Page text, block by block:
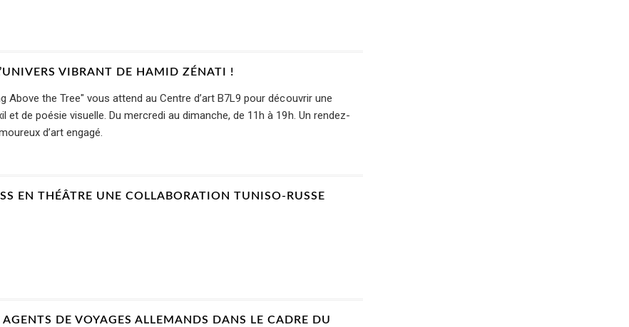
VIBRANT DE HAMID ZÉNATI !
Above the Tree" vous attend au Centre d’art B7L9 pour découvrir une
et de poésie visuelle. Du mercredi au dimanche, de 11h à 19h. Un rendez-
d’art engagé.
EN THÉÂTRE UNE COLLABORATION TUNISO-RUSSE
DE VOYAGES ALLEMANDS DANS LE CADRE DU